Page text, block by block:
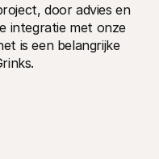
door advies en
integratie met onze
is een belangrijke